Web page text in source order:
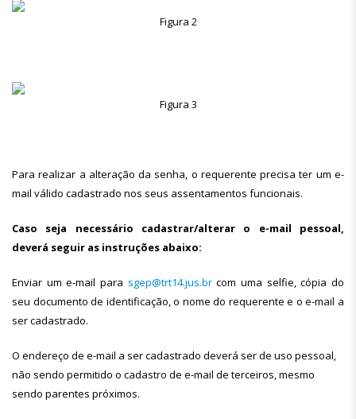
Figura 2
Figura 3
Para realizar a alteração da senha, o requerente precisa ter um e-
mail válido cadastrado nos seus assentamentos funcionais.
Caso seja necessário cadastrar/alterar o e-mail pessoal,
deverá seguir as instruções abaixo:
Enviar um e-mail para sgep@trt14.jus.brcom uma selfie, cópia do
seu documento de identificação, o nome do requerente e o e-mail a
ser cadastrado.
O endereço de e-mail a ser cadastrado deverá ser de uso pessoal,
não sendo permitido o cadastro de e-mail de terceiros, mesmo
sendo parentes próximos.